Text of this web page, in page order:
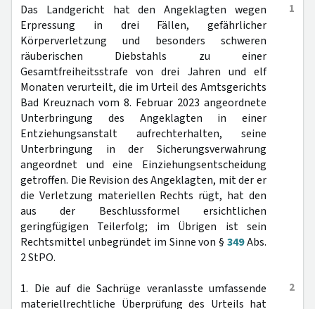
1
Das Landgericht hat den Angeklagten wegen
Erpressung in drei Fällen, gefährlicher
Körperverletzung und besonders schweren
räuberischen Diebstahls zu einer
Gesamtfreiheitsstrafe von drei Jahren und elf
Monaten verurteilt, die im Urteil des Amtsgerichts
Bad Kreuznach vom 8. Februar 2023 angeordnete
Unterbringung des Angeklagten in einer
Entziehungsanstalt aufrechterhalten, seine
Unterbringung in der Sicherungsverwahrung
angeordnet und eine Einziehungsentscheidung
getroffen. Die Revision des Angeklagten, mit der er
die Verletzung materiellen Rechts rügt, hat den
aus der Beschlussformel ersichtlichen
geringfügigen Teilerfolg; im Übrigen ist sein
Rechtsmittel unbegründet im Sinne von §349Abs.
2 StPO.
2
1. Die auf die Sachrüge veranlasste umfassende
materiellrechtliche Überprüfung des Urteils hat